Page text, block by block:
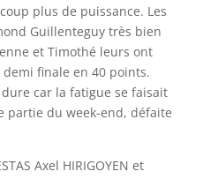
plus de puissance. Les
Guillenteguy très bien
et Timothé leurs ont
finale en 40 points.
car la fatigue se faisait
partie du week-end, défaite
Axel HIRIGOYEN et